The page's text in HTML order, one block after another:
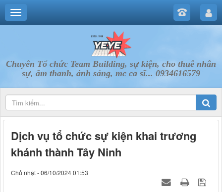
Chuyên Tổ chức Team Building, sự kiện, cho thuê nhân
sự, âm thanh, ánh sáng, mc ca sĩ... 0934616579
Dịch vụ tổ chức sự kiện khai trương
khánh thành Tây Ninh
Chủ nhật - 06/10/2024 01:53